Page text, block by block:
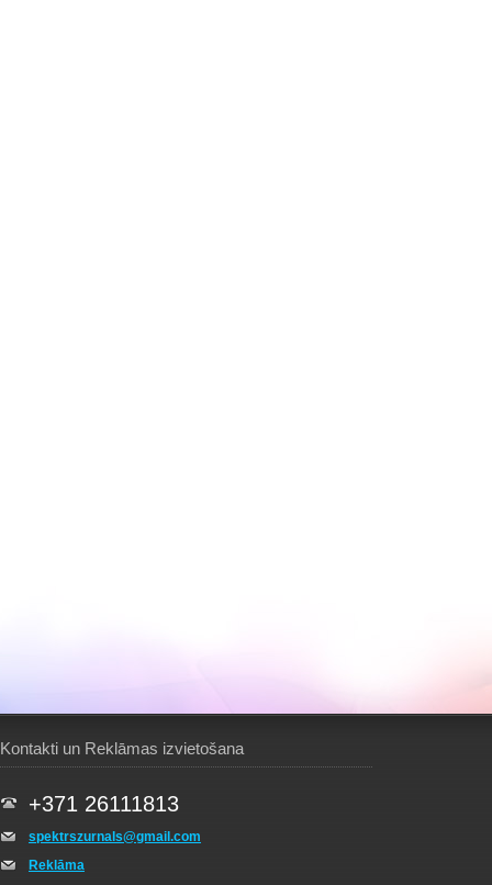
Kontakti un Reklāmas izvietošana
+371 26111813
spektrszurnals@gmail.com
Reklāma